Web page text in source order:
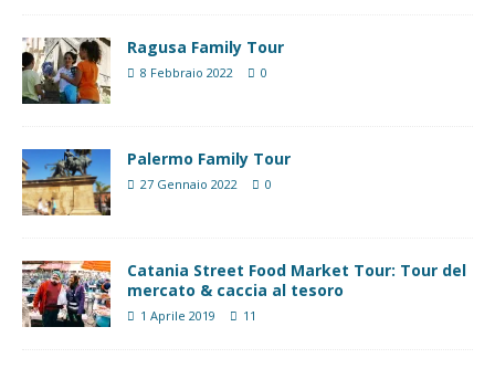
Ragusa Family Tour
8 Febbraio 2022 0
Palermo Family Tour
27 Gennaio 2022 0
Catania Street Food Market Tour: Tour del
mercato & caccia al tesoro
1 Aprile 2019 11